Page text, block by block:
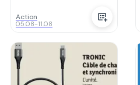
Action
05.08-11.08